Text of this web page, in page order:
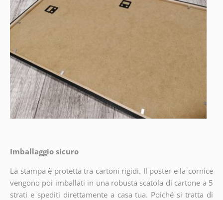
Imballaggio sicuro
La stampa è protetta tra cartoni rigidi. Il poster e la cornice
vengono poi imballati in una robusta scatola di cartone a 5
strati e spediti direttamente a casa tua. Poiché si tratta di